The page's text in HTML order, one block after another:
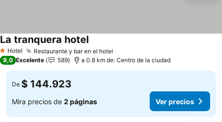
1 Estrellas
Hotel Restaurante y bar en el hotel
La tranquera hotel
9,0 Excelente 589 a 0.8 km de: Centro de la ciudad
De $ 144.923
Mira precios de 2 páginas Ver precios